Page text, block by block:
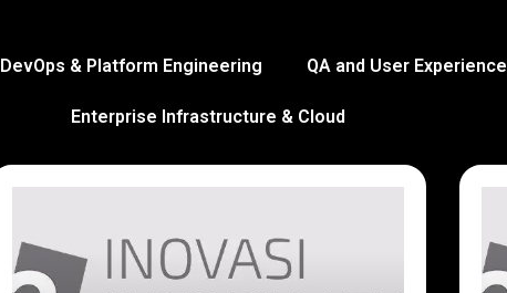
DevOps & Platform Engineering QA and User Experience
Enterprise Infrastructure & Cloud